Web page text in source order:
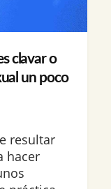
clavar o
un poco
resultar
hacer